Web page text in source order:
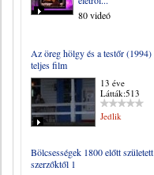
80 videó
Az öreg hölgy és a testőr (1994)
teljes film
13 éve
Látták:513
Jedlik
Bölcsességek 1800 előtt született
szerzőktől 1